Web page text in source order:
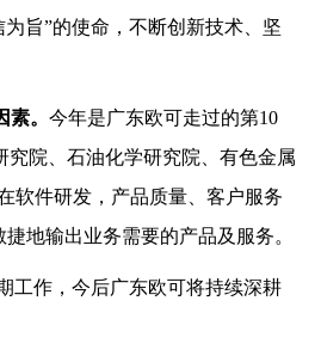
为旨”的使命，不断创新技术、坚
素。今年是广东欧可走过的第10
究院、石油化学研究院、有色金属
软件研发，产品质量、客户服务
地输出业务需要的产品及服务。
工作，今后广东欧可将持续深耕